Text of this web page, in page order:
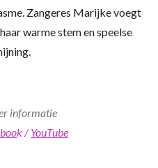
Zangeres Marijke voegt
warme stem en speelse
informatie
k /YouTube